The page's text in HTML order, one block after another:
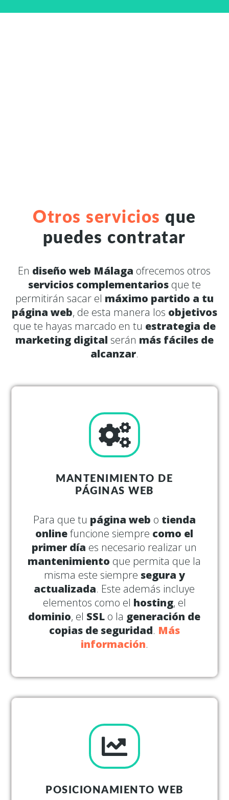
Otros servicios que
puedes contratar
En diseño web Málaga ofrecemos otros
servicios complementariosque te
permitirán sacar el máximo partido a tu
página web, de esta manera los objetivos
que te hayas marcado en tu estrategia de
marketing digital serán más fáciles de
alcanzar.
MANTENIMIENTO DE
PÁGINAS WEB
Para que tu página web o tienda
onlinefuncione siempre como el
primer día es necesario realizar un
mantenimiento que permita que la
misma este siempre segura y
actualizada. Este además incluye
elementos como el hosting, el
dominio, el SSL o la generación de
copias de seguridad. Más
información.
POSICIONAMIENTO WEB